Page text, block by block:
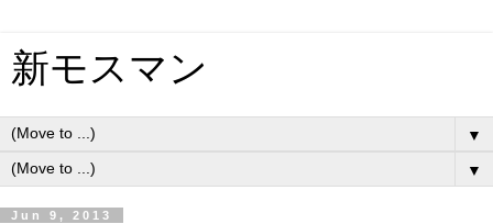
新モスマン
▼
▼
Jun 9, 2013